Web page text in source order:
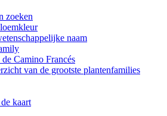
zoeken
naam
Camino Francés
van de grootste plantenfamilies
kaart